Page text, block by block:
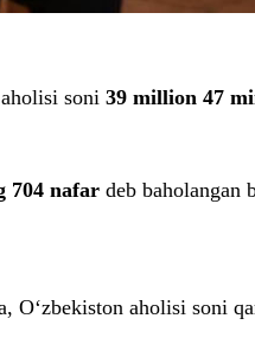
soni 39 million 47
704 nafar deb baholangan
O‘zbekiston aholisi soni